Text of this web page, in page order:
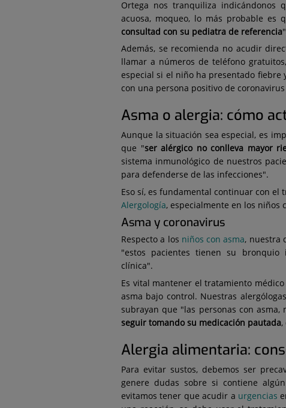
Ortega nos tranquiliza
acuosa, moqueo, lo más probable es
consultad con su pediatra de referencia
Además, se recomienda no acudir
llamar a números de teléfono
especial si el niño ha presentado fiebre
con una persona positivo de
Asma o alergia: cómo
Aunque la situación sea especial, es
que "ser alérgico no conlleva mayor
sistema inmunológico de nuestros
para defenderse de las infecciones".
Eso sí, es fundamental continuar con
Alergología, especialmente en los niños
Asma y coronavirus
Respecto a los niños con asma, nuestra
"estos pacientes tienen su
clínica".
Es vital mantener el tratamiento
asma bajo control. Nuestras
subrayan que "las personas con
seguir tomando su medicación pautada,
Alergia alimentaria:
Para evitar sustos, debemos ser
genere dudas sobre si contiene
evitamos tener que acudir a urgencias